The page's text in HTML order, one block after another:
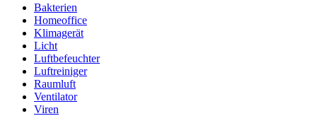
Bakterien
Homeoffice
Klimagerät
Licht
Luftbefeuchter
Luftreiniger
Raumluft
Ventilator
Viren